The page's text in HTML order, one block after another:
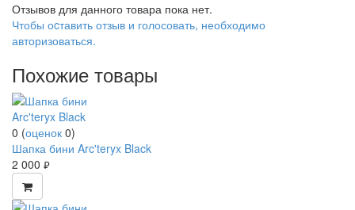
Отзывов для данного товара пока нет.
Чтобы оcтавить отзыв и голосовать, необходимо
авторизоваться.
Похожие товары
0 (оценок 0)
Шапка бини Arc'teryx Black
2 000 руб.